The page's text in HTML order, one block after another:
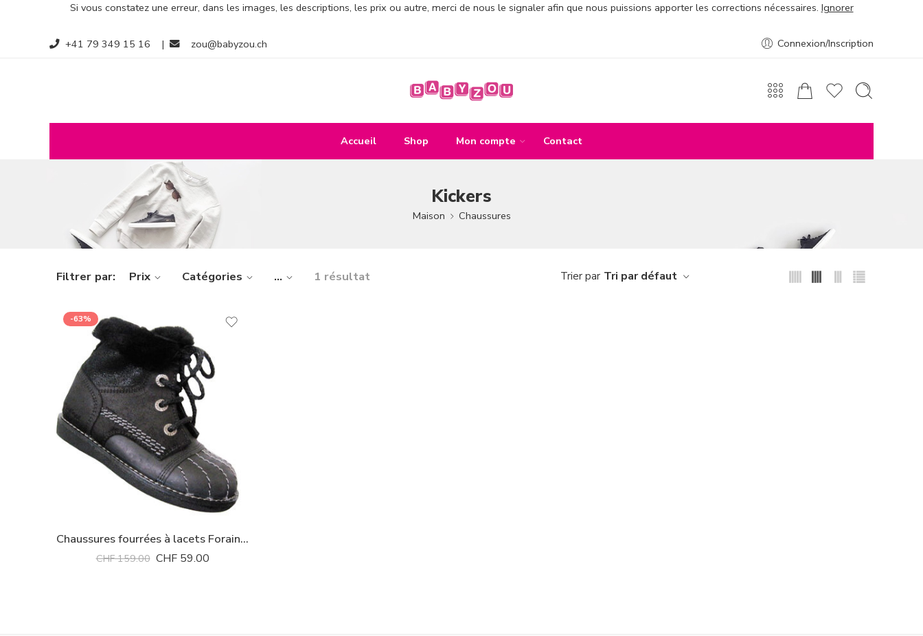
Si vous constatez une erreur, dans les images, les descriptions, les prix ou autre, merci de nous le signaler afin que nous puissions apporter les corrections nécessaires. Ignorer
+41 79 349 15 16 | zou@babyzou.ch Connexion/Inscription
Accueil Shop Mon compte Contact
Kickers
Maison Chaussures
Filtrer par: Prix Catégories ... 1 résultat Trier par Tri par défaut
-63%
Chaussures fourrées à lacets Forain Kickers *
CHF159.00 CHF59.00